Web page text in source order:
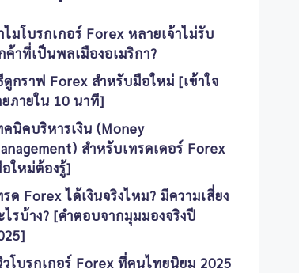
ไมโบรกเกอร์ Forex หลายเจ้าไม่รับ
ค้าที่เป็นพลเมืองอเมริกา?
ดูกราฟ Forex สำหรับมือใหม่ [เข้าใจ
ยภายใน 10 นาที]
คนิคบริหารเงิน (Money
สำหรับเทรดเดอร์ Forex
ใหม่ต้องรู้]
รด Forex ได้เงินจริงไหม? มีความเสี่ยง
ไรบ้าง? [คำตอบจากมุมมองจริงปี
วโบรกเกอร์ Forex ที่คนไทยนิยม 2025